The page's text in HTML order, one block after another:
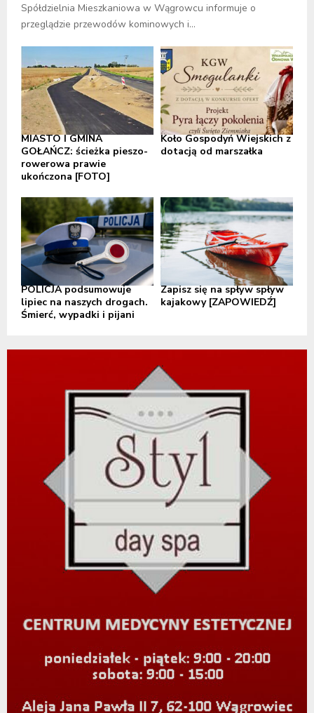
Spółdzielnia Mieszkaniowa w Wągrowcu informuje o
przeglądzie przewodów kominowych i...
MIASTO I GMINA
GOŁAŃCZ: ścieżka pieszo-
rowerowa prawie
ukończona [FOTO]
Koło Gospodyń Wiejskich z
dotacją od marszałka
POLICJA podsumowuje
lipiec na naszych drogach.
Śmierć, wypadki i pijani
Zapisz się na spływ spływ
kajakowy [ZAPOWIEDŹ]